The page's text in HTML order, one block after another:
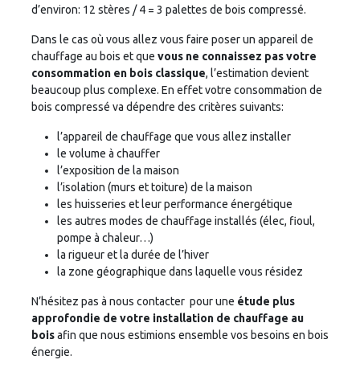
d’environ: 12 stères / 4 = 3 palettes de bois compressé.
Dans le cas où vous allez vous faire poser un appareil de
chauffage au bois et que vous ne connaissez pas votre
consommation en bois classique, l’estimation devient
beaucoup plus complexe. En effet votre consommation de
bois compressé va dépendre des critères suivants:
l’appareil de chauffage que vous allez installer
le volume à chauffer
l’exposition de la maison
l’isolation (murs et toiture) de la maison
les huisseries et leur performance énergétique
les autres modes de chauffage installés (élec, fioul,
pompe à chaleur…)
la rigueur et la durée de l’hiver
la zone géographique dans laquelle vous résidez
N’hésitez pas à nous contacter pour une étude plus
approfondie de votre installation de chauffage au
boisafin que nous estimions ensemble vos besoins en bois
énergie.